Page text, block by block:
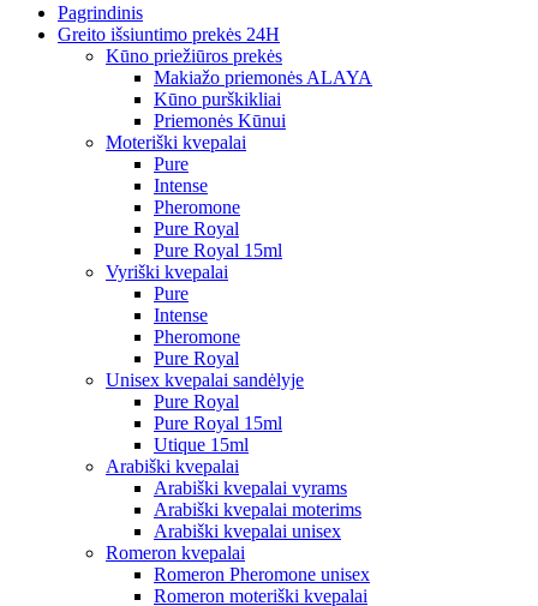
Pagrindinis
Greito išsiuntimo prekės 24H
Kūno priežiūros prekės
Makiažo priemonės ALAYA
Kūno purškikliai
Priemonės Kūnui
Moteriški kvepalai
Pure
Intense
Pheromone
Pure Royal
Pure Royal 15ml
Vyriški kvepalai
Pure
Intense
Pheromone
Pure Royal
Unisex kvepalai sandėlyje
Pure Royal
Pure Royal 15ml
Utique 15ml
Arabiški kvepalai
Arabiški kvepalai vyrams
Arabiški kvepalai moterims
Arabiški kvepalai unisex
Romeron kvepalai
Romeron Pheromone unisex
Romeron moteriški kvepalai